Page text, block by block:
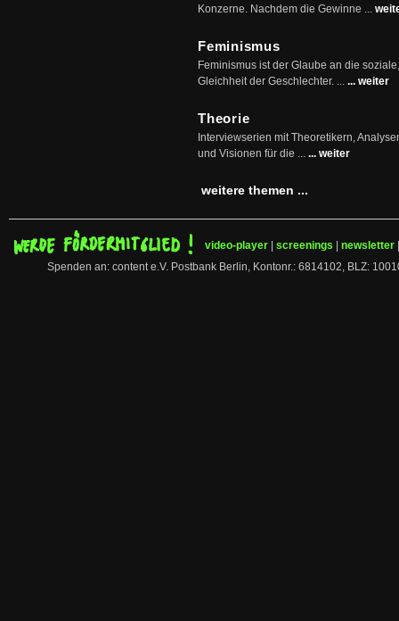
Konzerne. Nachdem die Gewinne ...
Feminismus
Feminismus ist der Glaube an die
Gleichheit der Geschlechter. ... ... weiter
Theorie
Interviewserien mit Theoretikern,
und Visionen für die ... ... weiter
weitere themen ...
video-player screenings newsletter
Spenden an: content e.V. Postbank Berlin, Kontonr.: 6814102, BLZ: